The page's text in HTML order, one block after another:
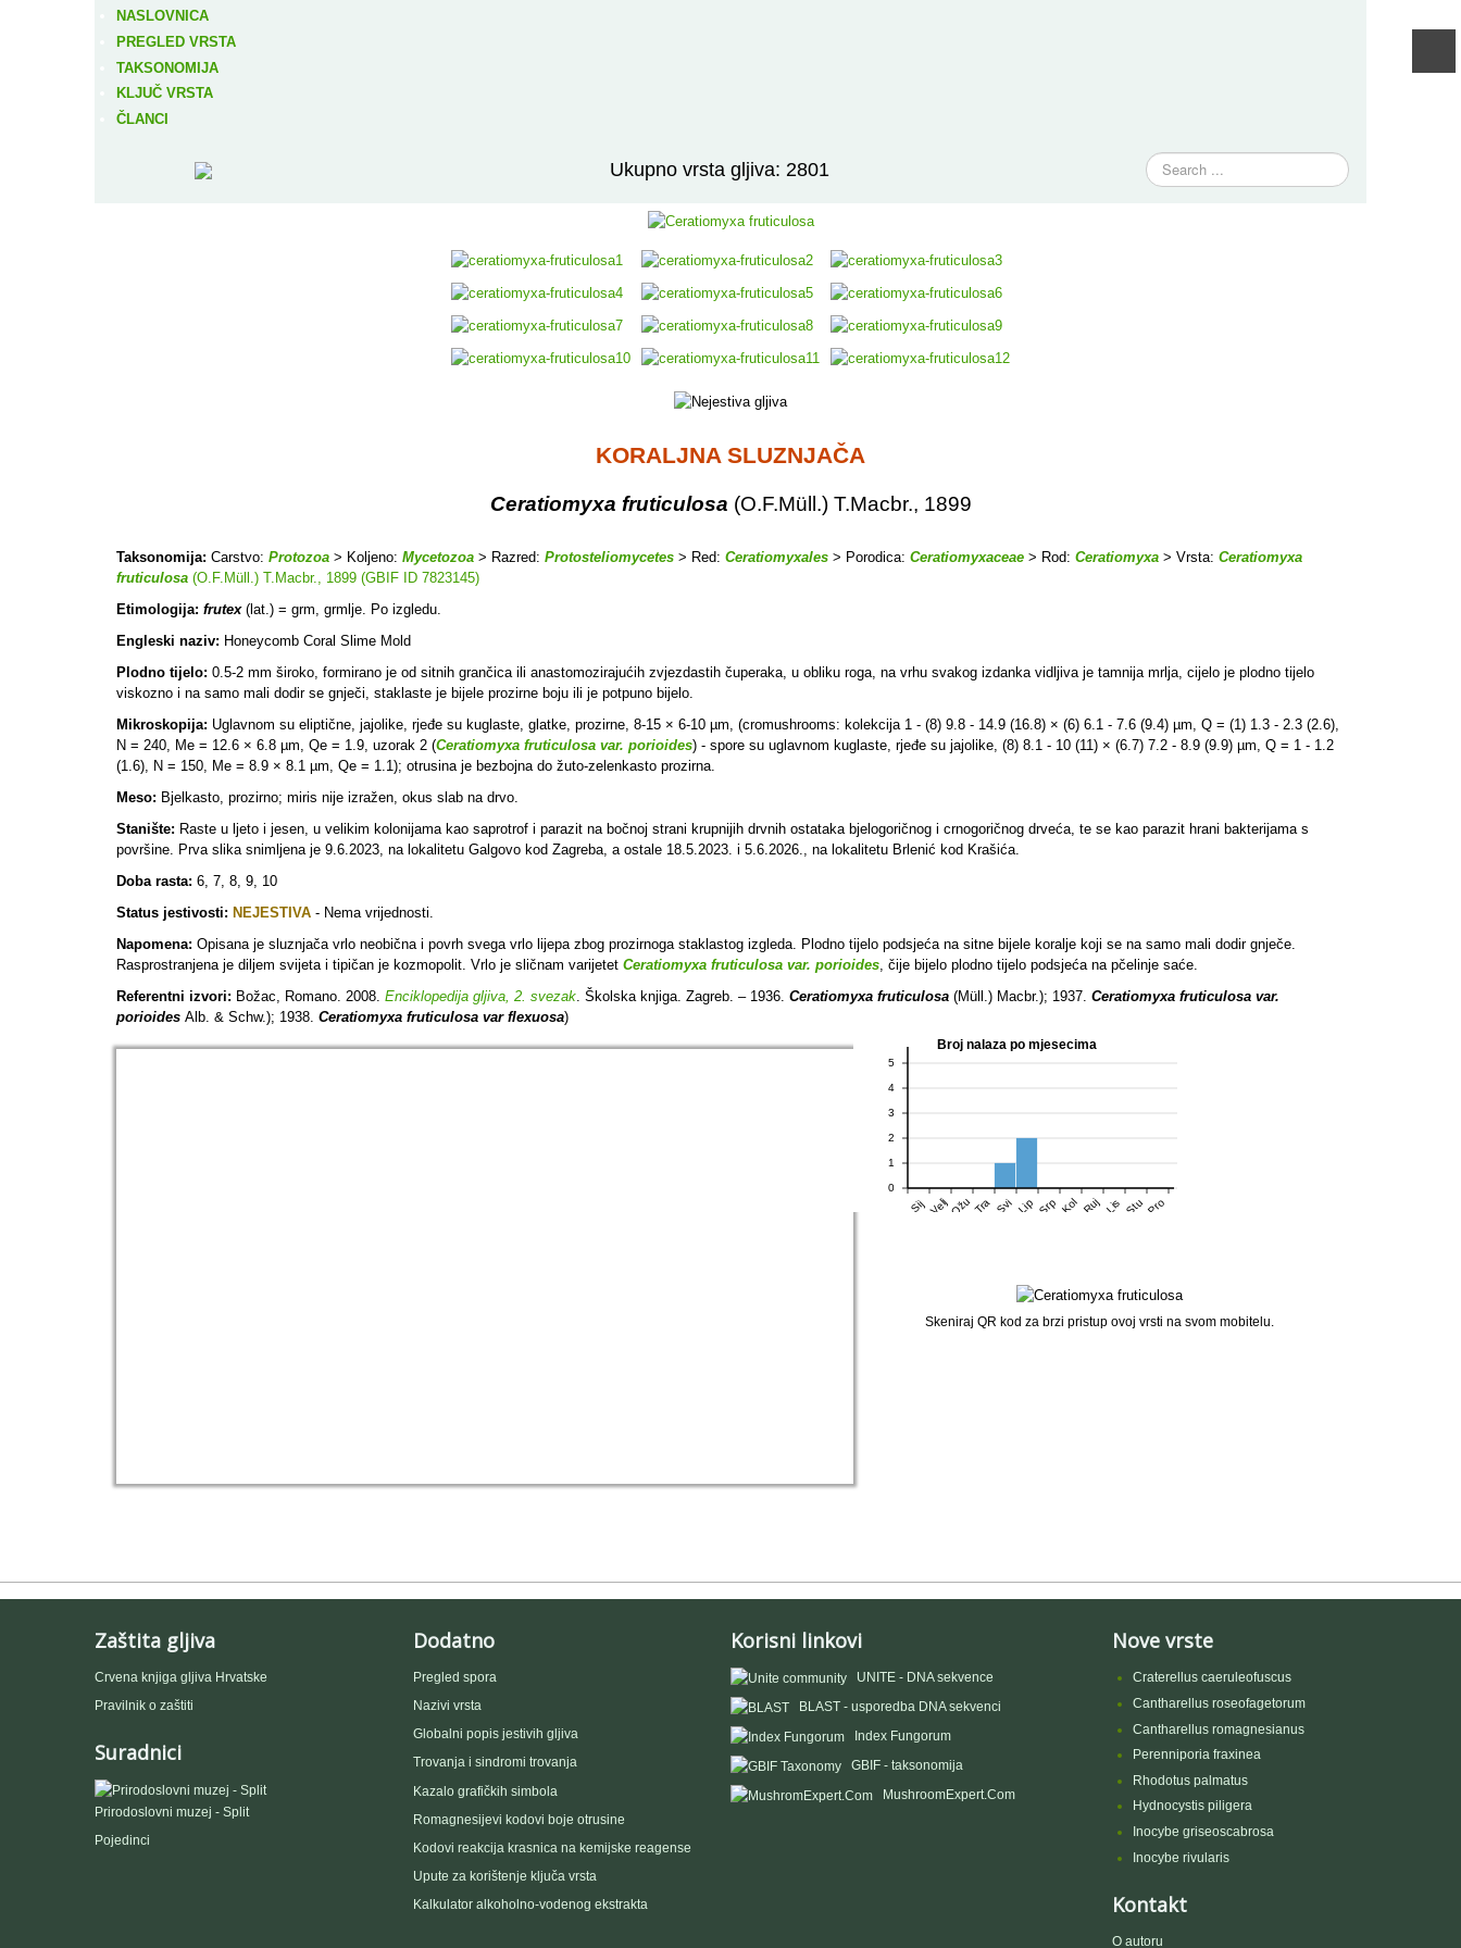
NASLOVNICA
PREGLED VRSTA
TAKSONOMIJA
KLJUČ VRSTA
ČLANCI
Ukupno vrsta gljiva: 2801 Traži
KORALJNA SLUZNJAČA
Ceratiomyxa fruticulosa (O.F.Müll.) T.Macbr., 1899
Taksonomija: Carstvo: Protozoa > Koljeno: Mycetozoa > Razred: Protosteliomycetes > Red: Ceratiomyxales > Porodica: Ceratiomyxaceae > Rod: Ceratiomyxa > Vrsta: Ceratiomyxa
fruticulosa (O.F.Müll.) T.Macbr., 1899 (GBIF ID 7823145)
Etimologija: frutex(lat.) = grm, grmlje. Po izgledu.
Engleski naziv: Honeycomb Coral Slime Mold
Plodno tijelo: 0.5-2 mm široko, formirano je od sitnih grančica ili anastomozirajućih zvjezdastih čuperaka, u obliku roga, na vrhu svakog izdanka vidljiva je tamnija mrlja, cijelo je plodno tijelo
viskozno i na samo mali dodir se gnječi, staklaste je bijele prozirne boju ili je potpuno bijelo.
Mikroskopija: Uglavnom su eliptične, jajolike, rjeđe su kuglaste, glatke, prozirne, 8-15 × 6-10 µm, (cromushrooms: kolekcija 1 - (8) 9.8 - 14.9 (16.8) × (6) 6.1 - 7.6 (9.4) µm, Q = (1) 1.3 - 2.3 (2.6),
N = 240, Me = 12.6 × 6.8 µm, Qe = 1.9, uzorak 2 (Ceratiomyxa fruticulosa var. porioides) - spore su uglavnom kuglaste, rjeđe su jajolike, (8) 8.1 - 10 (11) × (6.7) 7.2 - 8.9 (9.9) µm, Q = 1 - 1.2
(1.6), N = 150, Me = 8.9 × 8.1 µm, Qe = 1.1); otrusina je bezbojna do žuto-zelenkasto prozirna.
Meso: Bjelkasto, prozirno; miris nije izražen, okus slab na drvo.
Stanište: Raste u ljeto i jesen, u velikim kolonijama kao saprotrof i parazit na bočnoj strani krupnijih drvnih ostataka bjelogoričnog i crnogoričnog drveća, te se kao parazit hrani bakterijama s
površine. Prva slika snimljena je 9.6.2023, na lokalitetu Galgovo kod Zagreba, a ostale 18.5.2023. i 5.6.2026., na lokalitetu Brlenić kod Krašića.
Doba rasta: 6, 7, 8, 9, 10
Status jestivosti: NEJESTIVA - Nema vrijednosti.
Napomena: Opisana je sluznjača vrlo neobična i povrh svega vrlo lijepa zbog prozirnoga staklastog izgleda. Plodno tijelo podsjeća na sitne bijele koralje koji se na samo mali dodir gnječe.
Rasprostranjena je diljem svijeta i tipičan je kozmopolit. Vrlo je sličnam varijetet Ceratiomyxa fruticulosa var. porioides, čije bijelo plodno tijelo podsjeća na pčelinje saće.
Referentni izvori: Božac, Romano. 2008. Enciklopedija gljiva, 2. svezak. Školska knjiga. Zagreb. – 1936. Ceratiomyxa fruticulosa (Müll.) Macbr.); 1937. Ceratiomyxa fruticulosa var.
porioides Alb. & Schw.); 1938. Ceratiomyxa fruticulosa var flexuosa)
Broj nalaza po mjesecima
0
1
2
3
4
5
Sij VeljOžuTra Svi Lip Srp Kol Ruj Lis Stu Pro
Skeniraj QR kod za brzi pristup ovoj vrsti na svom mobitelu.
Zaštita gljiva
Crvena knjiga gljiva Hrvatske
Pravilnik o zaštiti
Suradnici
Prirodoslovni muzej - Split
Pojedinci
Dodatno
Pregled spora
Nazivi vrsta
Globalni popis jestivih gljiva
Trovanja i sindromi trovanja
Kazalo grafičkih simbola
Romagnesijevi kodovi boje otrusine
Kodovi reakcija krasnica na kemijske reagense
Upute za korištenje ključa vrsta
Kalkulator alkoholno-vodenog ekstrakta
Korisni linkovi
UNITE - DNA sekvence
BLAST - usporedba DNA sekvenci
Index Fungorum
GBIF - taksonomija
MushroomExpert.Com
Nove vrste
Craterellus caeruleofuscus
Cantharellus roseofagetorum
Cantharellus romagnesianus
Perenniporia fraxinea
Rhodotus palmatus
Hydnocystis piligera
Inocybe griseoscabrosa
Inocybe rivularis
Kontakt
O autoru